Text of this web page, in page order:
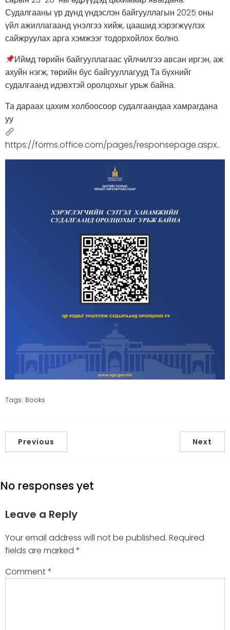
Судалгааны үр дүнд үндэслэн байгууллагын 2025 оны
үйл ажиллагаанд үнэлгээ хийж, цаашид хэрэгжүүлэх
сайжруулах арга хэмжээг тодорхойлох болно.
Иймд төрийн байгууллагаас үйлчилгээ авсан иргэн, аж
ахуйн нэгж, төрийн бус байгууллагууд Та бүхнийг
судалгаанд идэвхтэй оролцохыг урьж байна.
Та дараах цахим холбоосоор судалгаандаа хамрагдана
уу
https://forms.office.com/pages/responsepage.aspx..
Tags: Books
Previous Next
No responses yet
Leave a Reply
Your email address will not be published. Required
fields are marked *
Comment*